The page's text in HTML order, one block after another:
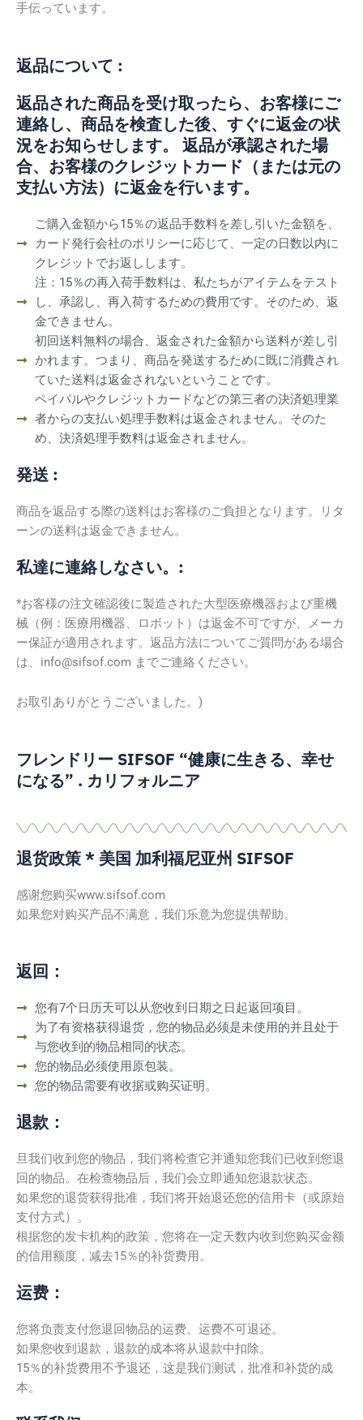
手伝っています。
返品について :
返品された商品を受け取ったら、お客様にご
連絡し、商品を検査した後、すぐに返金の状
況をお知らせします。 返品が承認された場
合、お客様のクレジットカード（または元の
支払い方法）に返金を行います。
ご購入金額から15％の返品手数料を差し引いた金額を、
カード発行会社のポリシーに応じて、一定の日数以内に
クレジットでお返しします。
注：15％の再入荷手数料は、私たちがアイテムをテスト
し、承認し、再入荷するための費用です。そのため、返
金できません。
初回送料無料の場合、返金された金額から送料が差し引
かれます。つまり、商品を発送するために既に消費され
ていた送料は返金されないということです。
ペイパルやクレジットカードなどの第三者の決済処理業
者からの支払い処理手数料は返金されません。そのた
め、決済処理手数料は返金されません。
発送 :
商品を返品する際の送料はお客様のご負担となります。リタ
ーンの送料は返金できません。
私達に連絡しなさい。:
*お客様の注文確認後に製造された大型医療機器および重機
械（例：医療用機器、ロボット）は返金不可ですが、メーカ
ー保証が適用されます。 返品方法についてご質問がある場合
は、info@sifsof.com までご連絡ください。
お取引ありがとうございました。)
フレンドリー SIFSOF “健康に生きる、幸せ
になる” . カリフォルニア
退货政策 * 美国 加利福尼亚州 SIFSOF
感谢您购买www.sifsof.com
如果您对购买产品不满意，我们乐意为您提供帮助。
返回：
您有7个日历天可以从您收到日期之日起返回项目。
为了有资格获得退货，您的物品必须是未使用的并且处于
与您收到的物品相同的状态。
您的物品必须使用原包装。
您的物品需要有收据或购买证明。
退款：
旦我们收到您的物品，我们将检查它并通知您我们已收到您退
回的物品。在检查物品后，我们会立即通知您退款状态。
如果您的退货获得批准，我们将开始退还您的信用卡（或原始
支付方式）。
根据您的发卡机构的政策，您将在一定天数内收到您购买金额
的信用额度，减去15％的补货费用。
运费：
您将负责支付您退回物品的运费。运费不可退还。
如果您收到退款，退款的成本将从退款中扣除。
15％的补货费用不予退还，这是我们测试，批准和补货的成
本。